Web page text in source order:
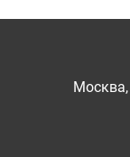
Москва,